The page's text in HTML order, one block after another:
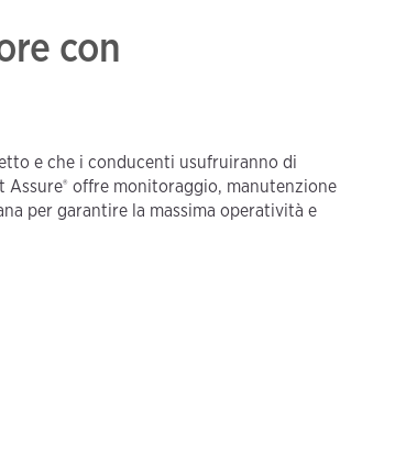
con
e che i conducenti usufruiranno di
Assure®️offre monitoraggio, manutenzione
per garantire la massima operatività e